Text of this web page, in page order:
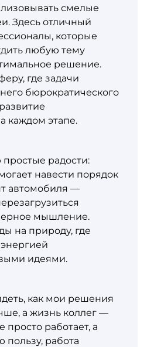
смелые
Здесь отличный
которые
любую тему
решение.
где задачи
бюрократического
каждом этапе.
радости:
навести порядок
автомобиля —
мышление.
на природу, где
идеями.
как мои решения
а жизнь коллег —
просто работает, а
пользу, работа